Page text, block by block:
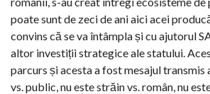
poate sunt de zeci de ani aici acei
convins că se va întâmpla și cu ajutorul
altor investiții strategice ale statului.
parcurs și acesta a fost mesajul transmis
vs. public, nu este străin vs. român, nu